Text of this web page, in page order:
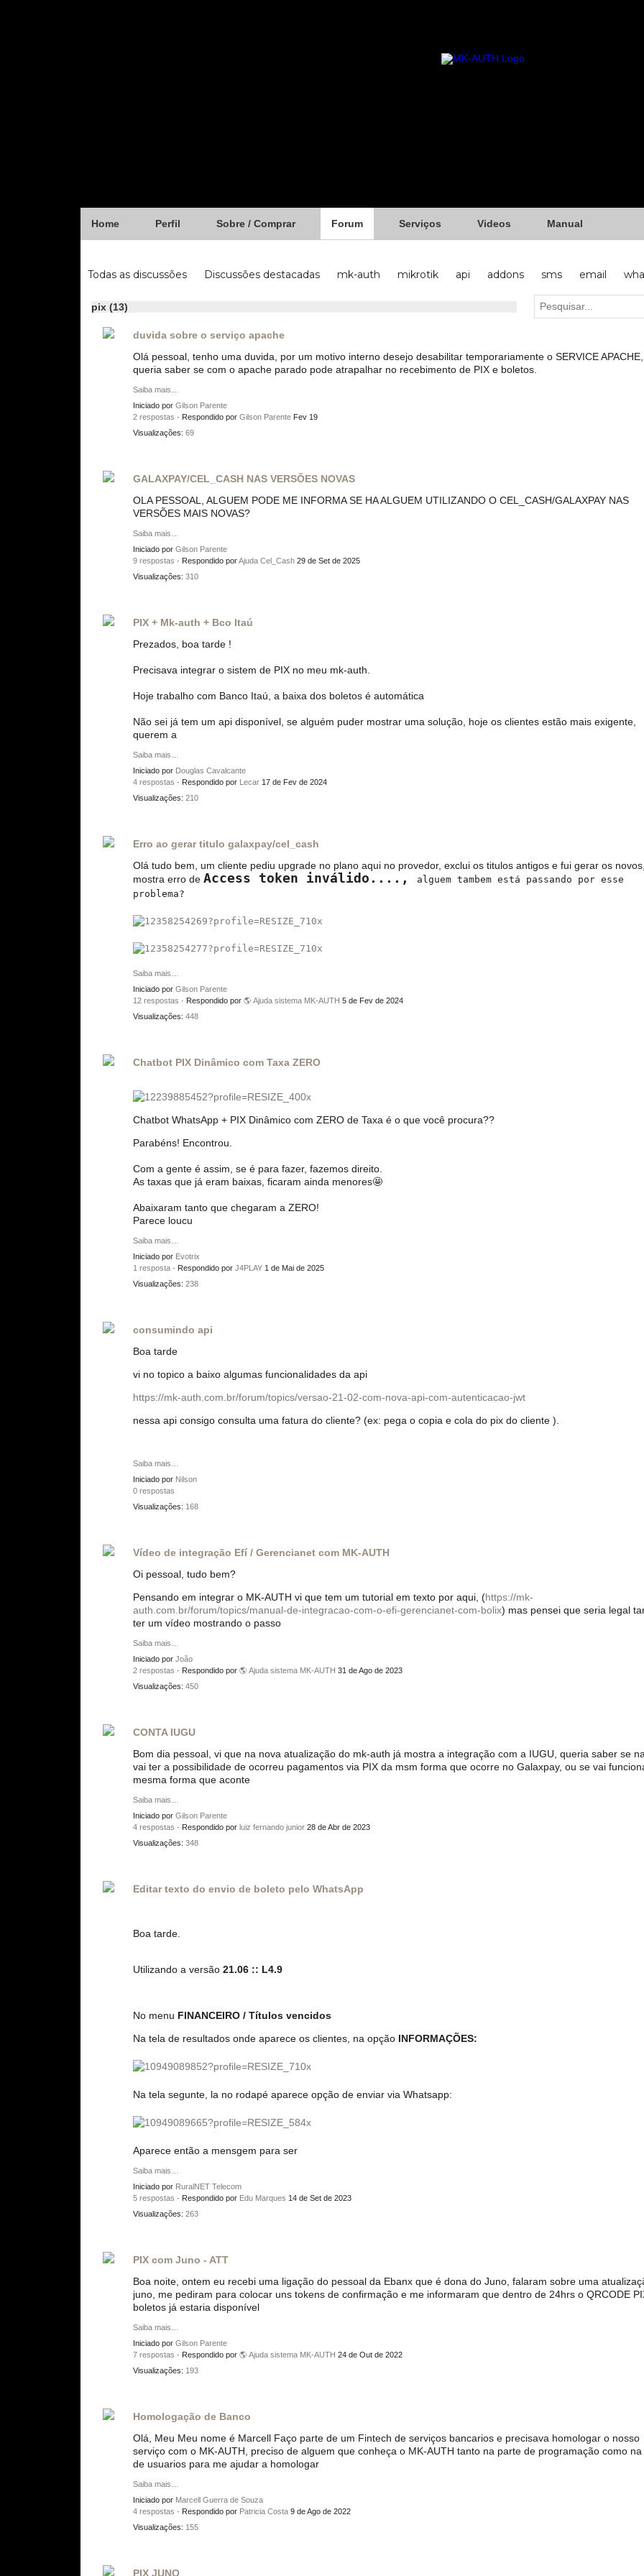
Home Perfil Sobre / Comprar Forum Serviços Videos Manual
Todas as discussões
Discussões destacadas mk-auth mikrotik api addons sms email
pix (13)
duvida sobre o serviço apache
Olá pessoal, tenho uma duvida, por um motivo interno desejo desabilitar temporariamente o SERVICE APACHE,
queria saber se com o apache parado pode atrapalhar no recebimento de PIX e boletos.
Saiba mais…
Iniciado por Gilson Parente
2 respostas · Respondido por Gilson Parente Fev 19
Visualizações: 69
GALAXPAY/CEL_CASH NAS VERSÕES NOVAS
OLA PESSOAL, ALGUEM PODE ME INFORMA SE HA ALGUEM UTILIZANDO O CEL_CASH/GALAXPAY NAS
VERSÕES MAIS NOVAS?
Saiba mais…
Iniciado por Gilson Parente
9 respostas · Respondido porAjuda Cel_Cash 29 de Set de 2025
Visualizações: 310
PIX + Mk-auth + Bco Itaú
Prezados, boa tarde !
Precisava integrar o sistem de PIX no meu mk-auth.
Hoje trabalho com Banco Itaú, a baixa dos boletos é automática
Não sei já tem um api disponível, se alguém puder mostrar uma solução, hoje os clientes estão mais exigente,
querem a
Saiba mais…
Iniciado por Douglas Cavalcante
4 respostas · Respondido por Lecar 17 de Fev de 2024
Visualizações: 210
Erro ao gerar titulo galaxpay/cel_cash
Olá tudo bem, um cliente pediu upgrade no plano aqui no provedor, exclui os titulos antigos e fui gerar os
mostra erro de Access token inválido....,
alguem tambem está passando por esse
problema?
Saiba mais…
Iniciado por Gilson Parente
12 respostas · Respondido por 🌎 Ajuda sistema MK-AUTH 5 de Fev de 2024
Visualizações: 448
Chatbot PIX Dinâmico com Taxa ZERO
Chatbot WhatsApp + PIX Dinâmico com ZERO de Taxa é o que você procura??
Parabéns! Encontrou.
Com a gente é assim, se é para fazer, fazemos direito.
As taxas que já eram baixas, ficaram ainda menores🤩
Abaixaram tanto que chegaram a ZERO!
Parece loucu
Saiba mais…
Iniciado por Evotrix
1 resposta · Respondido por J4PLAY 1 de Mai de 2025
Visualizações: 238
consumindo api
Boa tarde
vi no topico a baixo algumas funcionalidades da api
https://mk-auth.com.br/forum/topics/versao-21-02-com-nova-api-com-autenticacao-jwt
nessa api consigo consulta uma fatura do cliente? (ex: pega o copia e cola do pix do cliente ).
Saiba mais…
Iniciado por Nilson
0 respostas
Visualizações: 168
Vídeo de integração Efí / Gerencianet com MK-AUTH
Oi pessoal, tudo bem?
Pensando em integrar o MK-AUTH vi que tem um tutorial em texto por aqui, (https://mk-
auth.com.br/forum/topics/manual-de-integracao-com-o-efi-gerencianet-com-bolix) mas pensei que seria legal
ter um vídeo mostrando o passo
Saiba mais…
Iniciado por João
2 respostas · Respondido por 🌎 Ajuda sistema MK-AUTH 31 de Ago de 2023
Visualizações: 450
CONTA IUGU
Bom dia pessoal, vi que na nova atualização do mk-auth já mostra a integração com a IUGU, queria saber se
vai ter a possibilidade de ocorreu pagamentos via PIX da msm forma que ocorre no Galaxpay, ou se vai
mesma forma que aconte
Saiba mais…
Iniciado por Gilson Parente
4 respostas · Respondido por luiz fernando junior 28 de Abr de 2023
Visualizações: 348
Editar texto do envio de boleto pelo WhatsApp
Boa tarde.
Utilizando a versão 21.06 :: L4.9
No menu FINANCEIRO / Títulos vencidos
Na tela de resultados onde aparece os clientes, na opção INFORMAÇÕES:
Na tela segunte, la no rodapé aparece opção de enviar via Whatsapp:
Aparece então a mensgem para ser
Saiba mais…
Iniciado por RuralNET Telecom
5 respostas · Respondido por Edu Marques 14 de Set de 2023
Visualizações: 263
PIX com Juno - ATT
Boa noite, ontem eu recebi uma ligação do pessoal da Ebanx que é dona do Juno, falaram sobre uma
juno, me pediram para colocar uns tokens de confirmação e me informaram que dentro de 24hrs o QRCODE
boletos já estaria disponível
Saiba mais…
Iniciado por Gilson Parente
7 respostas · Respondido por 🌎 Ajuda sistema MK-AUTH 24 de Out de 2022
Visualizações: 193
Homologação de Banco
Olá, Meu Meu nome é Marcell Faço parte de um Fintech de serviços bancarios e precisava homologar o nosso
serviço com o MK-AUTH, preciso de alguem que conheça o MK-AUTH tanto na parte de programação como
de usuarios para me ajudar a homologar
Saiba mais…
Iniciado por Marcell Guerra de Souza
4 respostas · Respondido por Patricia Costa 9 de Ago de 2022
Visualizações: 155
PIX JUNO